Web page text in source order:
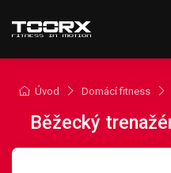
Úvod Domácí fitness
Běžecký